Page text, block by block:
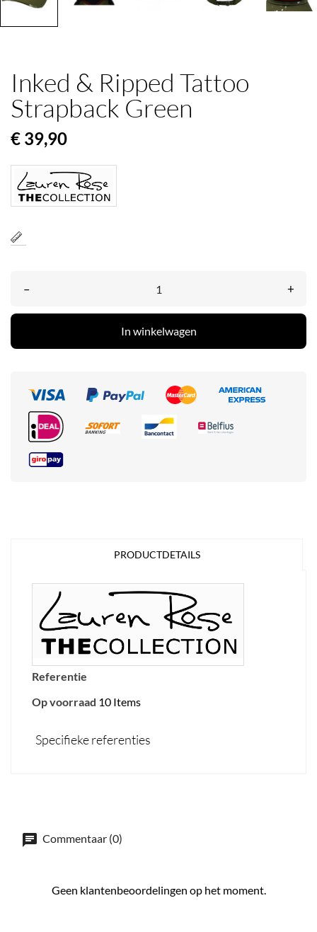
Inked & Ripped Tattoo
Strapback Green
€ 39,90
– +
In winkelwagen
PRODUCTDETAILS
Referentie
Op voorraad 10 Items
Specifieke referenties
Commentaar (0)
Geen klantenbeoordelingen op het moment.